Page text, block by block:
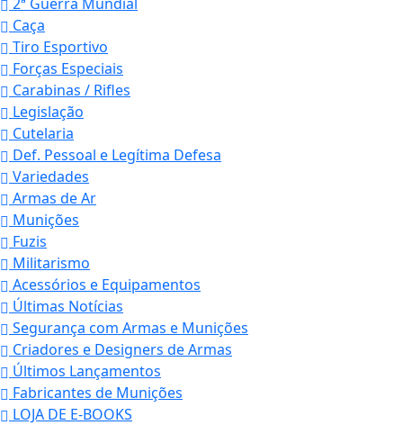
Caça
Tiro Esportivo
Forças Especiais
Carabinas / Rifles
Legislação
Cutelaria
Def. Pessoal e Legítima Defesa
Variedades
Armas de Ar
Munições
Fuzis
Militarismo
Acessórios e Equipamentos
Últimas Notícias
Segurança com Armas e Munições
Criadores e Designers de Armas
Últimos Lançamentos
Fabricantes de Munições
LOJA DE E-BOOKS